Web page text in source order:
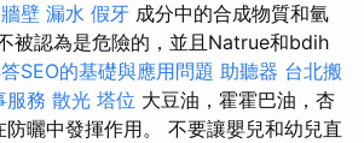
牆壁 漏水 假牙 成分中的合成物質和氫
被認為是危險的，並且Natrue和bdih
SEO的基礎與應用問題 助聽器 台北搬
服務 散光 塔位 大豆油，霍霍巴油，杏
曬中發揮作用。 不要讓嬰兒和幼兒直